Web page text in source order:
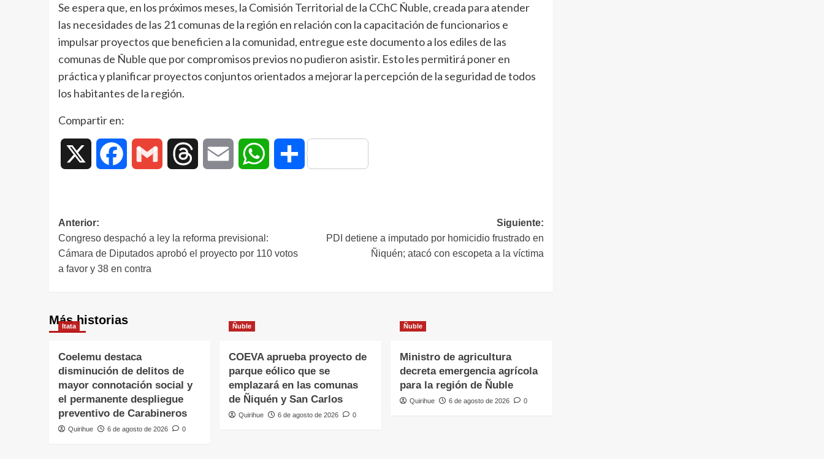
Se espera que, en los próximos meses, la Comisión Territorial de la CChC Ñuble, creada para atender
las necesidades de las 21 comunas de la región en relación con la capacitación de funcionarios e
impulsar proyectos que beneficien a la comunidad, entregue este documento a los ediles de las
comunas de Ñuble que por compromisos previos no pudieron asistir. Esto les permitirá poner en
práctica y planificar proyectos conjuntos orientados a mejorar la percepción de la seguridad de todos
los habitantes de la región.
Compartir en:
Facebook Gmail Threads Email WhatsAppCompartir
Anterior:
Congreso despachó a ley la reforma previsional:
Cámara de Diputados aprobó el proyecto por 110 votos
a favor y 38 en contra
Siguiente:
PDI detiene a imputado por homicidio frustrado en
Ñiquén; atacó con escopeta a la víctima
Más historias
Itata
Coelemu destaca
disminución de delitos de
mayor connotación social y
el permanente despliegue
preventivo de Carabineros
Quirihue 6 de agosto de 2026 0
Ñuble
COEVA aprueba proyecto de
parque eólico que se
emplazará en las comunas
de Ñiquén y San Carlos
Quirihue 6 de agosto de 2026 0
Ñuble
Ministro de agricultura
decreta emergencia agrícola
para la región de Ñuble
Quirihue 6 de agosto de 2026 0